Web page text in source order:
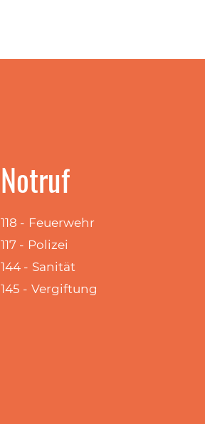
Notruf
118 - Feuerwehr
117 - Polizei
144 - Sanität
145 - Vergiftung